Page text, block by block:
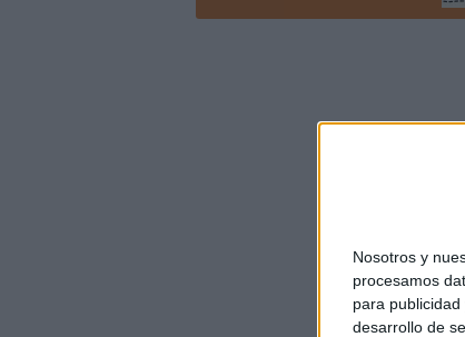
Nosotros y
procesamos
para
desarrollo de